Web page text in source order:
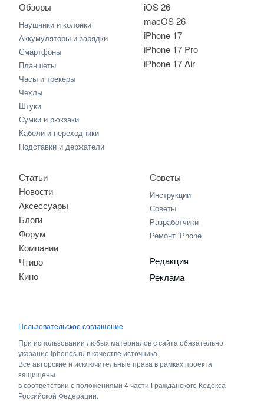
iOS 26
macOS 26
iPhone 17
iPhone 17 Pro
iPhone 17 Air
Обзоры
Наушники и колонки
Аккумуляторы и зарядки
Смартфоны
Планшеты
Часы и трекеры
Чехлы
Штуки
Сумки и рюкзаки
Кабели и переходники
Подставки и держатели
Статьи
Новости
Аксессуары
Блоги
Форум
Компании
Чтиво
Кино
Советы
Инструкции
Советы
Разработчики
Ремонт iPhone
Редакция
Реклама
Пользовательское соглашение
При использовании любых материалов с сайта обязательно
указание iphones.ru в качестве источника.
Все авторские и исключительные права в рамках проекта
защищены
в соответствии с положениями 4 части Гражданского Кодекса
Российской Федерации.